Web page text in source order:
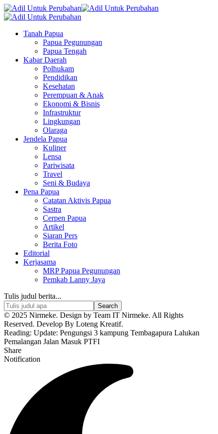
Tanah Papua
Papua Pegunungan
Papua Tengah
Kabar Daerah
Polhukam
Pendidikan
Kesehatan
Perempuan & Anak
Ekonomi & Bisnis
Infrastruktur
Lingkungan
Olaraga
Jendela Papua
Kuliner
Lensa
Pariwisata
Travel
Seni & Budaya
Pena Papua
Catatan Aktivis Papua
Sastra
Cerpen Papua
Artikel
Siaran Pers
Berita Foto
Editorial
Kerjasama
MRP Papua Pegunungan
Pemkab Lanny Jaya
Tulis judul berita...
© 2025 Nirmeke. Design by Team IT Nirmeke. All Rights
Reserved. Develop By Loteng Kreatif.
Reading: Update: Pengungsi 3 kampung Tembagapura Lalukan
Pemalangan Jalan Masuk PTFI
Share
Notification